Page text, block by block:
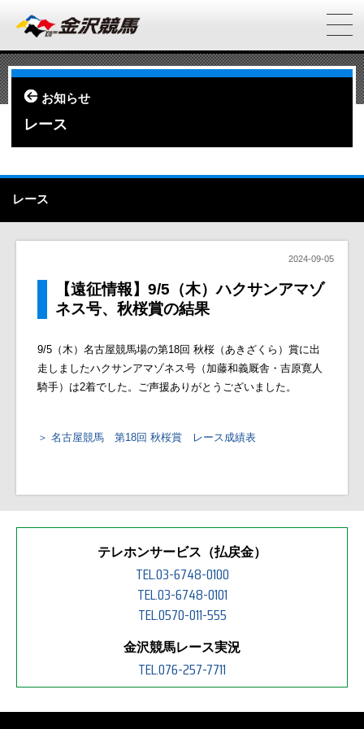
お知らせ
レース
レース
2024-09-05
【遠征情報】9/5（木）ハクサンアマゾ
ネス号、秋桜賞の結果
9/5（木）名古屋競馬場の第18回 秋桜（あきざくら）賞に出
走しましたハクサンアマゾネス号（加藤和義厩舎・吉原寛人
騎手）は2着でした。ご声援ありがとうございました。
名古屋競馬 第18回 秋桜賞 レース成績表
テレホンサービス（払戻金）
TEL.03-6748-0100
TEL.03-6748-0101
TEL.0570-011-555
金沢競馬レース実況
TEL.076-257-7711